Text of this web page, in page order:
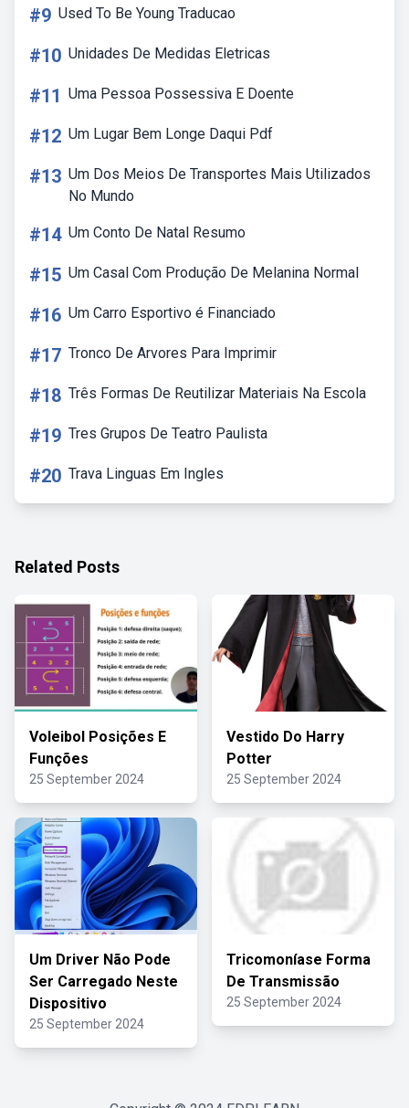
#9 Used To Be Young Traducao
#10 Unidades De Medidas Eletricas
#11 Uma Pessoa Possessiva E Doente
#12 Um Lugar Bem Longe Daqui Pdf
#13 Um Dos Meios De Transportes Mais Utilizados
No Mundo
#14 Um Conto De Natal Resumo
#15 Um Casal Com Produção De Melanina Normal
#16 Um Carro Esportivo é Financiado
#17 Tronco De Arvores Para Imprimir
#18 Três Formas De Reutilizar Materiais Na Escola
#19 Tres Grupos De Teatro Paulista
#20 Trava Linguas Em Ingles
Related Posts
Voleibol Posições E
Funções
25 September 2024
Vestido Do Harry
Potter
25 September 2024
Um Driver Não Pode
Ser Carregado Neste
Dispositivo
25 September 2024
Tricomoníase Forma
De Transmissão
25 September 2024